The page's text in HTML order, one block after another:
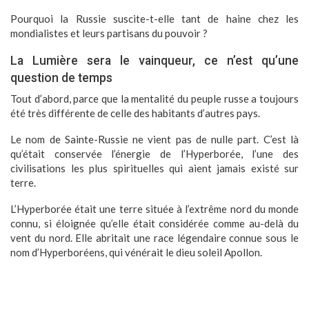
Pourquoi la Russie suscite-t-elle tant de haine chez les
mondialistes et leurs partisans du pouvoir ?
La Lumière sera le vainqueur, ce n’est qu’une
question de temps
Tout d’abord, parce que la mentalité du peuple russe a toujours
été très différente de celle des habitants d’autres pays.
Le nom de Sainte-Russie ne vient pas de nulle part. C’est là
qu’était conservée l’énergie de l’Hyperborée, l’une des
civilisations les plus spirituelles qui aient jamais existé sur
terre.
L’Hyperborée était une terre située à l’extrême nord du monde
connu, si éloignée qu’elle était considérée comme au-delà du
vent du nord. Elle abritait une race légendaire connue sous le
nom d’Hyperboréens, qui vénérait le dieu soleil Apollon.